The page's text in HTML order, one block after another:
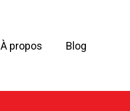
À propos Blog